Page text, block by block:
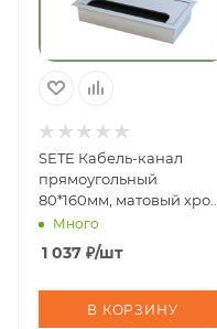
SETE Кабель-канал
прямоугольный
80*160мм, матовый хром,
Al 5 шт/80шт/кор PK-
80160-05
Много
1 037 ₽/шт
В КОРЗИНУ